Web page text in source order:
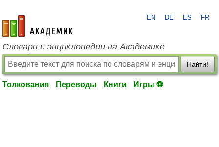
academic.ru
EN DE ES FR
Словари и энциклопедии на Академике
Найти!
Толкования Переводы Книги Игры ⚽